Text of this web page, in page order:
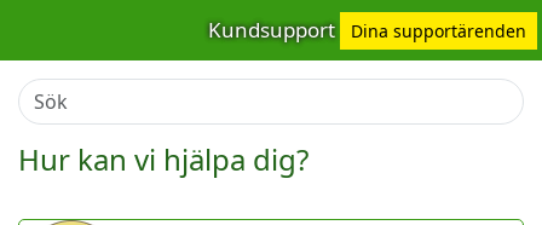
Kundsupport Dina supportärenden
Hur kan vi hjälpa dig?